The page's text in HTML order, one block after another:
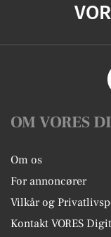
OM VORES
Om os
For annoncører
Vilkår og
Kontakt VORES